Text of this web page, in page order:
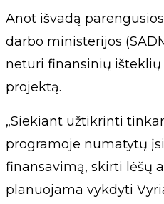
Anot išvadą
darbo ministerijos
neturi finansinių
projektą.
„Siekiant užtikrinti
programoje numatytų
finansavimą, skirti lėšų
planuojama vykdyti